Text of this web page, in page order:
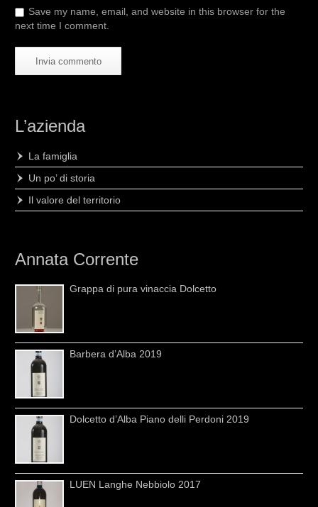
Save my name, email, and website in this browser for the
next time I comment.
L’azienda
La famiglia
Un po’ di storia
Il valore del territorio
Annata Corrente
Grappa di pura vinaccia Dolcetto
Barbera d’Alba 2019
Dolcetto d’Alba Piano delli Perdoni 2019
LUEN Langhe Nebbiolo 2017